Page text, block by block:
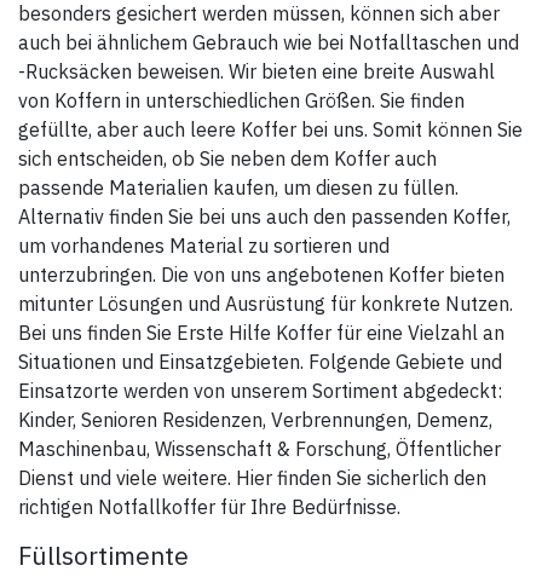
besonders gesichert werden müssen, können sich aber
auch bei ähnlichem Gebrauch wie bei Notfalltaschen und
-Rucksäcken beweisen. Wir bieten eine breite Auswahl
von Koffern in unterschiedlichen Größen. Sie finden
gefüllte, aber auch leere Koffer bei uns. Somit können Sie
sich entscheiden, ob Sie neben dem Koffer auch
passende Materialien kaufen, um diesen zu füllen.
Alternativ finden Sie bei uns auch den passenden Koffer,
um vorhandenes Material zu sortieren und
unterzubringen. Die von uns angebotenen Koffer bieten
mitunter Lösungen und Ausrüstung für konkrete Nutzen.
Bei uns finden Sie Erste Hilfe Koffer für eine Vielzahl an
Situationen und Einsatzgebieten. Folgende Gebiete und
Einsatzorte werden von unserem Sortiment abgedeckt:
Kinder, Senioren Residenzen, Verbrennungen, Demenz,
Maschinenbau, Wissenschaft & Forschung, Öffentlicher
Dienst und viele weitere. Hier finden Sie sicherlich den
richtigen Notfallkoffer für Ihre Bedürfnisse.
Füllsortimente